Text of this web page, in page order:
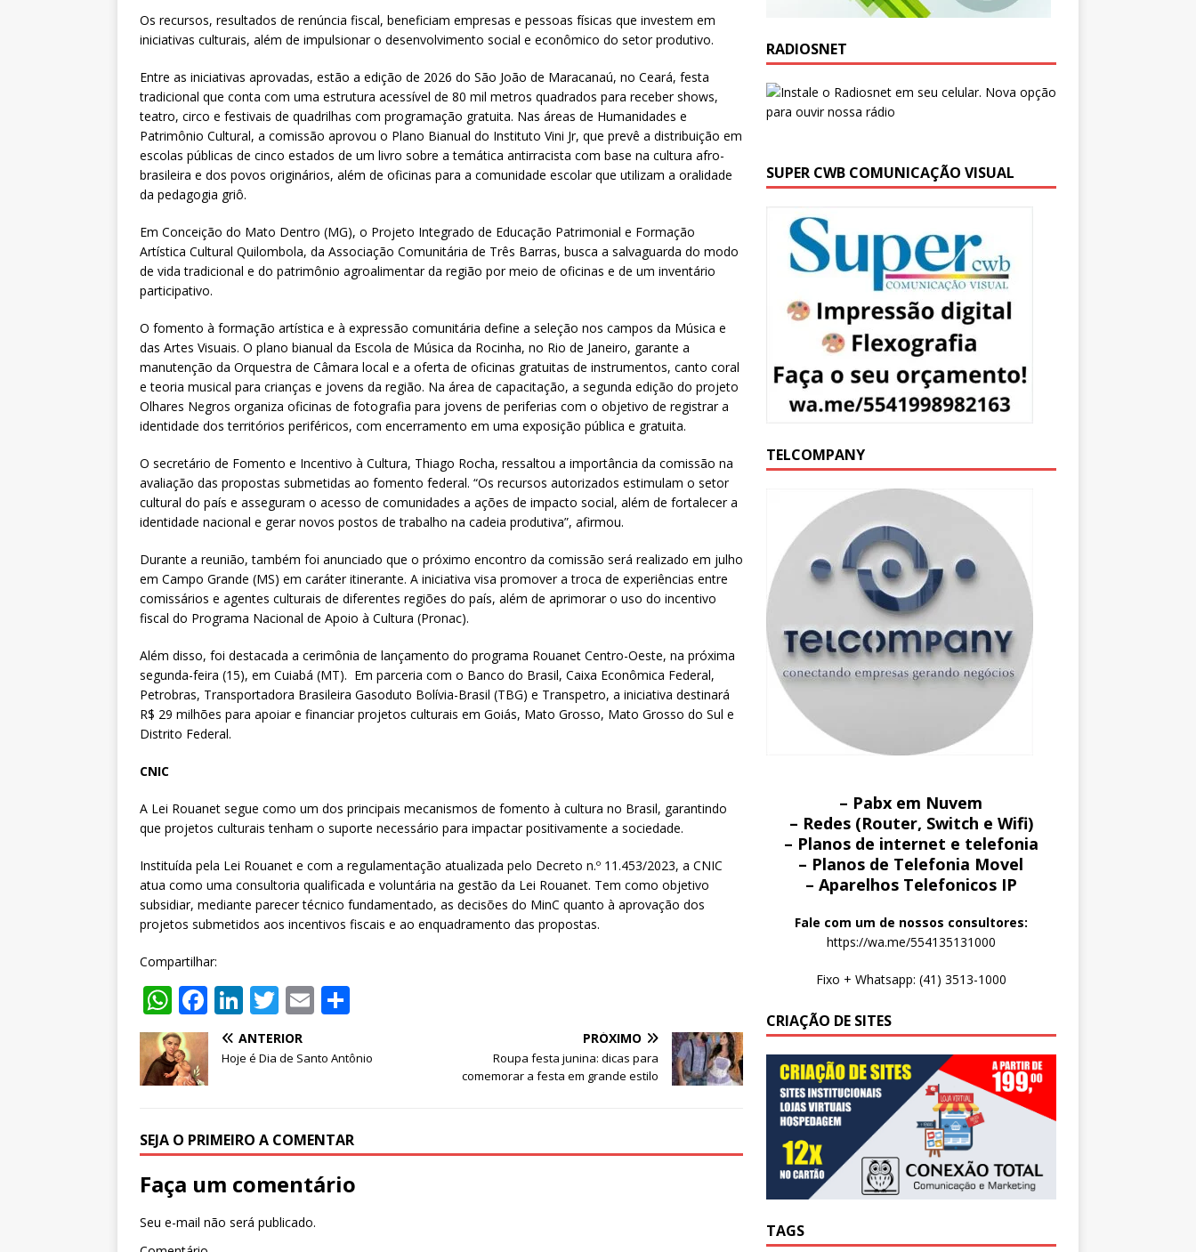
Os recursos, resultados de renúncia fiscal, beneficiam empresas e pessoas físicas que investem em
iniciativas culturais, além de impulsionar o desenvolvimento social e econômico do setor produtivo.
Entre as iniciativas aprovadas, estão a edição de 2026 do São João de Maracanaú, no Ceará, festa
tradicional que conta com uma estrutura acessível de 80 mil metros quadrados para receber shows,
teatro, circo e festivais de quadrilhas com programação gratuita. Nas áreas de Humanidades e
Patrimônio Cultural, a comissão aprovou o Plano Bianual do Instituto Vini Jr, que prevê a distribuição em
escolas públicas de cinco estados de um livro sobre a temática antirracista com base na cultura afro-
brasileira e dos povos originários, além de oficinas para a comunidade escolar que utilizam a oralidade
da pedagogia griô.
Em Conceição do Mato Dentro (MG), o Projeto Integrado de Educação Patrimonial e Formação
Artística Cultural Quilombola, da Associação Comunitária de Três Barras, busca a salvaguarda do modo
de vida tradicional e do patrimônio agroalimentar da região por meio de oficinas e de um inventário
participativo.
O fomento à formação artística e à expressão comunitária define a seleção nos campos da Música e
das Artes Visuais. O plano bianual da Escola de Música da Rocinha, no Rio de Janeiro, garante a
manutenção da Orquestra de Câmara local e a oferta de oficinas gratuitas de instrumentos, canto coral
e teoria musical para crianças e jovens da região. Na área de capacitação, a segunda edição do projeto
Olhares Negros organiza oficinas de fotografia para jovens de periferias com o objetivo de registrar a
identidade dos territórios periféricos, com encerramento em uma exposição pública e gratuita.
O secretário de Fomento e Incentivo à Cultura, Thiago Rocha, ressaltou a importância da comissão na
avaliação das propostas submetidas ao fomento federal. “Os recursos autorizados estimulam o setor
cultural do país e asseguram o acesso de comunidades a ações de impacto social, além de fortalecer a
identidade nacional e gerar novos postos de trabalho na cadeia produtiva”, afirmou.
Durante a reunião, também foi anunciado que o próximo encontro da comissão será realizado em julho
em Campo Grande (MS) em caráter itinerante. A iniciativa visa promover a troca de experiências entre
comissários e agentes culturais de diferentes regiões do país, além de aprimorar o uso do incentivo
fiscal do Programa Nacional de Apoio à Cultura (Pronac).
Além disso, foi destacada a cerimônia de lançamento do programa Rouanet Centro-Oeste, na próxima
segunda-feira (15), em Cuiabá (MT). Em parceria com o Banco do Brasil, Caixa Econômica Federal,
Petrobras, Transportadora Brasileira Gasoduto Bolívia-Brasil (TBG) e Transpetro, a iniciativa destinará
R$ 29 milhões para apoiar e financiar projetos culturais em Goiás, Mato Grosso, Mato Grosso do Sul e
Distrito Federal.
CNIC
A Lei Rouanet segue como um dos principais mecanismos de fomento à cultura no Brasil, garantindo
que projetos culturais tenham o suporte necessário para impactar positivamente a sociedade.
Instituída pela Lei Rouanet e com a regulamentação atualizada pelo Decreto n.º 11.453/2023, a CNIC
atua como uma consultoria qualificada e voluntária na gestão da Lei Rouanet. Tem como objetivo
subsidiar, mediante parecer técnico fundamentado, as decisões do MinC quanto à aprovação dos
projetos submetidos aos incentivos fiscais e ao enquadramento das propostas.
Compartilhar:
W
h
at
s
p
p
F
a
c
e
o
o
k
Li
n
k
n
T
w
it
E
ai ar
ANTERIOR
Hoje é Dia de Santo Antônio
PRÓXIMO
Roupa festa junina: dicas para
comemorar a festa em grande estilo
SEJA O PRIMEIRO A COMENTAR
Faça um comentário
Seu e-mail não será publicado.
RADIOSNET
SUPER CWB COMUNICAÇÃO VISUAL
TELCOMPANY
– Pabx em Nuvem
– Redes (Router, Switch e Wifi)
– Planos de internet e telefonia
– Planos de Telefonia Movel
– Aparelhos Telefonicos IP
Fale com um de nossos consultores:
https://wa.me/554135131000
Fixo + Whatsapp: (41) 3513-1000
CRIAÇÃO DE SITES
TAGS